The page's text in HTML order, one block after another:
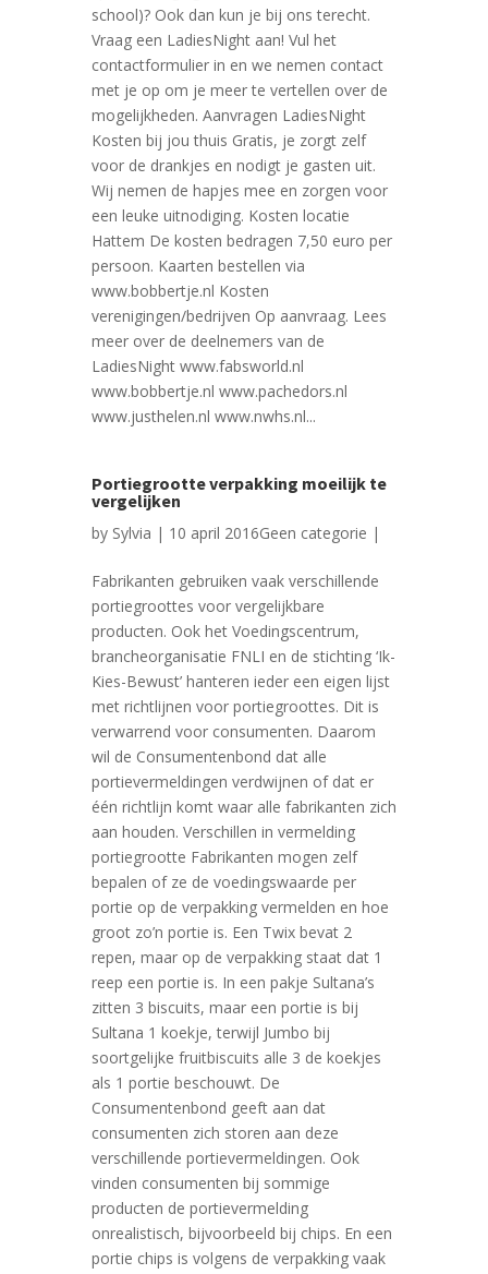
school)? Ook dan kun je bij ons terecht.
Vraag een LadiesNight aan! Vul het
contactformulier in en we nemen contact
met je op om je meer te vertellen over de
mogelijkheden. Aanvragen LadiesNight
Kosten bij jou thuis Gratis, je zorgt zelf
voor de drankjes en nodigt je gasten uit.
Wij nemen de hapjes mee en zorgen voor
een leuke uitnodiging. Kosten locatie
Hattem De kosten bedragen 7,50 euro per
persoon. Kaarten bestellen via
www.bobbertje.nl Kosten
verenigingen/bedrijven Op aanvraag. Lees
meer over de deelnemers van de
LadiesNight www.fabsworld.nl
www.bobbertje.nl www.pachedors.nl
www.justhelen.nl www.nwhs.nl...
Portiegrootte verpakking moeilijk te
vergelijken
by Sylvia | 10 april 2016Geen categorie |
Fabrikanten gebruiken vaak verschillende
portiegroottes voor vergelijkbare
producten. Ook het Voedingscentrum,
brancheorganisatie FNLI en de stichting ‘Ik-
Kies-Bewust’ hanteren ieder een eigen lijst
met richtlijnen voor portiegroottes. Dit is
verwarrend voor consumenten. Daarom
wil de Consumentenbond dat alle
portievermeldingen verdwijnen of dat er
één richtlijn komt waar alle fabrikanten zich
aan houden. Verschillen in vermelding
portiegrootte Fabrikanten mogen zelf
bepalen of ze de voedingswaarde per
portie op de verpakking vermelden en hoe
groot zo’n portie is. Een Twix bevat 2
repen, maar op de verpakking staat dat 1
reep een portie is. In een pakje Sultana’s
zitten 3 biscuits, maar een portie is bij
Sultana 1 koekje, terwijl Jumbo bij
soortgelijke fruitbiscuits alle 3 de koekjes
als 1 portie beschouwt. De
Consumentenbond geeft aan dat
consumenten zich storen aan deze
verschillende portievermeldingen. Ook
vinden consumenten bij sommige
producten de portievermelding
onrealistisch, bijvoorbeeld bij chips. En een
portie chips is volgens de verpakking vaak